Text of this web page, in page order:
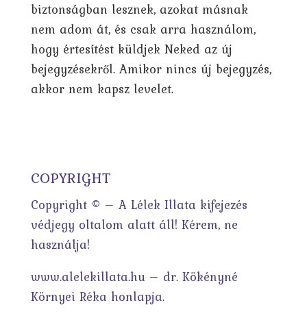
biztonságban lesznek, azokat másnak
nem adom át, és csak arra használom,
hogy értesítést küldjek Neked az új
bejegyzésekről. Amikor nincs új bejegyzés,
akkor nem kapsz levelet.
COPYRIGHT
Copyright © – A Lélek Illata kifejezés
védjegy oltalom alatt áll! Kérem, ne
használja!
www.alelekillata.hu – dr. Kökényné
Környei Réka honlapja.